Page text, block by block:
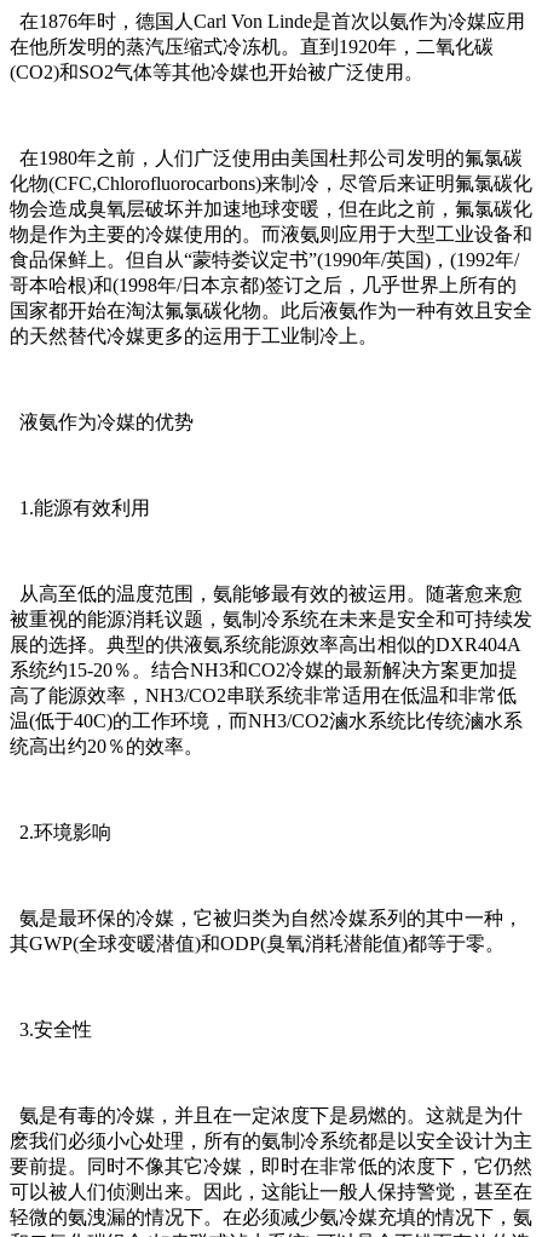
在1876年时，德国人Carl Von Linde是首次以氨作为冷媒应用
在他所发明的蒸汽压缩式冷冻机。直到1920年，二氧化碳
(CO2)和SO2气体等其他冷媒也开始被广泛使用。
在1980年之前，人们广泛使用由美国杜邦公司发明的氟氯碳
化物(CFC,Chlorofluorocarbons)来制冷，尽管后来证明氟氯碳化
物会造成臭氧层破坏并加速地球变暖，但在此之前，氟氯碳化
物是作为主要的冷媒使用的。而液氨则应用于大型工业设备和
食品保鲜上。但自从“蒙特娄议定书”(1990年/英国)，(1992年/
哥本哈根)和(1998年/日本京都)签订之后，几乎世界上所有的
国家都开始在淘汰氟氯碳化物。此后液氨作为一种有效且安全
的天然替代冷媒更多的运用于工业制冷上。
液氨作为冷媒的优势
1.能源有效利用
从高至低的温度范围，氨能够最有效的被运用。随著愈来愈
被重视的能源消耗议题，氨制冷系统在未来是安全和可持续发
展的选择。典型的供液氨系统能源效率高出相似的DXR404A
系统约15-20％。结合NH3和CO2冷媒的最新解决方案更加提
高了能源效率，NH3/CO2串联系统非常适用在低温和非常低
温(低于40C)的工作环境，而NH3/CO2滷水系统比传统滷水系
统高出约20％的效率。
2.环境影响
氨是最环保的冷媒，它被归类为自然冷媒系列的其中一种，
其GWP(全球变暖潜值)和ODP(臭氧消耗潜能值)都等于零。
3.安全性
氨是有毒的冷媒，并且在一定浓度下是易燃的。这就是为什
麽我们必须小心处理，所有的氨制冷系统都是以安全设计为主
要前提。同时不像其它冷媒，即时在非常低的浓度下，它仍然
可以被人们侦测出来。因此，这能让一般人保持警觉，甚至在
轻微的氨洩漏的情况下。在必须减少氨冷媒充填的情况下，氨